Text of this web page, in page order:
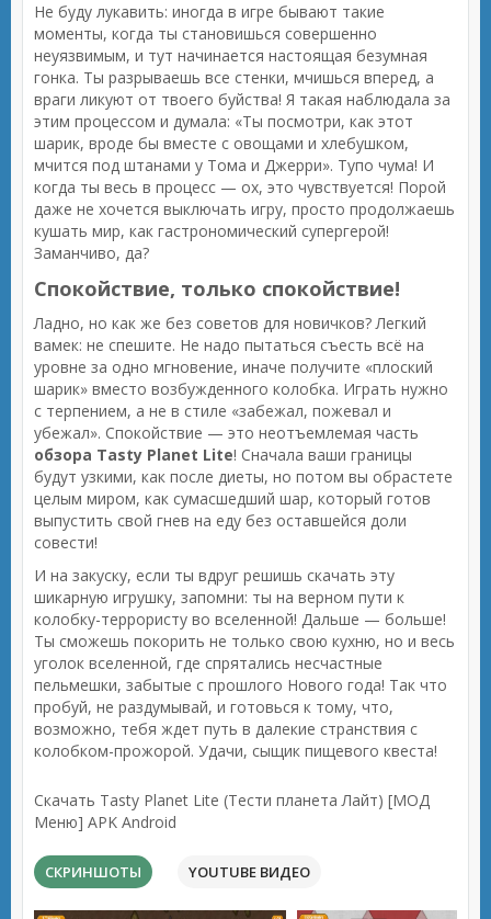
Не буду лукавить: иногда в игре бывают такие
моменты, когда ты становишься совершенно
неуязвимым, и тут начинается настоящая безумная
гонка. Ты разрываешь все стенки, мчишься вперед, а
враги ликуют от твоего буйства! Я такая наблюдала за
этим процессом и думала: «Ты посмотри, как этот
шарик, вроде бы вместе с овощами и хлебушком,
мчится под штанами у Тома и Джерри». Тупо чума! И
когда ты весь в процесс — ох, это чувствуется! Порой
даже не хочется выключать игру, просто продолжаешь
кушать мир, как гастрономический супергерой!
Заманчиво, да?
Спокойствие, только спокойствие!
Ладно, но как же без советов для новичков? Легкий
вамек: не спешите. Не надо пытаться съесть всё на
уровне за одно мгновение, иначе получите «плоский
шарик» вместо возбужденного колобка. Играть нужно
с терпением, а не в стиле «забежал, пожевал и
убежал». Спокойствие — это неотъемлемая часть
обзора Tasty Planet Lite! Сначала ваши границы
будут узкими, как после диеты, но потом вы обрастете
целым миром, как сумасшедший шар, который готов
выпустить свой гнев на еду без оставшейся доли
совести!
И на закуску, если ты вдруг решишь скачать эту
шикарную игрушку, запомни: ты на верном пути к
колобку-террористу во вселенной! Дальше — больше!
Ты сможешь покорить не только свою кухню, но и весь
уголок вселенной, где спрятались несчастные
пельмешки, забытые с прошлого Нового года! Так что
пробуй, не раздумывай, и готовься к тому, что,
возможно, тебя ждет путь в далекие странствия с
колобком-прожорой. Удачи, сыщик пищевого квеста!
Скачать Tasty Planet Lite (Тести планета Лайт) [МОД
Меню] APK Android
СКРИНШОТЫ YOUTUBE ВИДЕО